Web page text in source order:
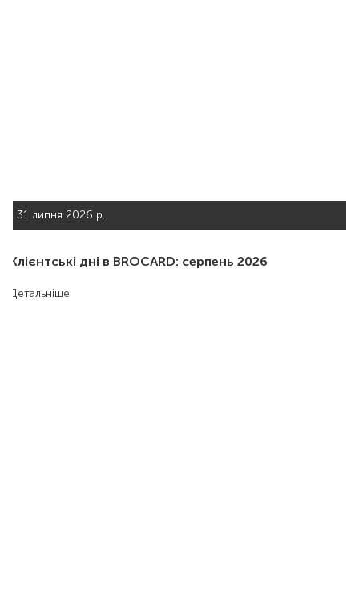
31 липня 2026 р.
Клієнтські дні в BROCARD: серпень 2026
Детальніше